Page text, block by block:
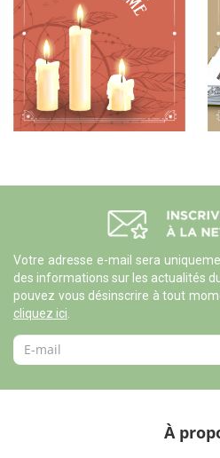
Votre adresse e-mail sera
des informations sur les actualités
pouvez vous désinscrire à tout
cliquez ici
À